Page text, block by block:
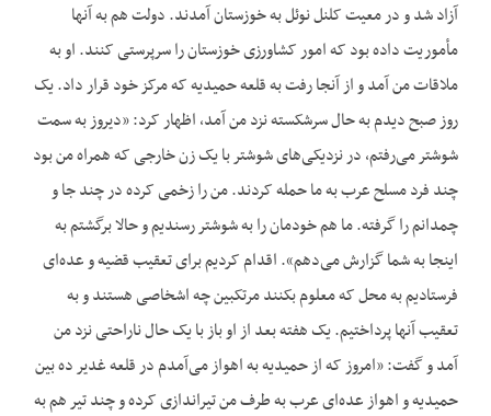
آزاد شد و در معیت کلنل نوئل به خوزستان آمدند. دولت هم به آنها
مأموریت داده بود که امور کشاورزی خوزستان را سرپرستی کنند. او به
ملاقات من آمد و از آنجا رفت به قلعه حمیدیه که مرکز خود قرار داد. یک
روز صبح دیدم به حال سرشکسته نزد من آمد، اظهار کرد: «دیروز به سمت
شوشتر می‌رفتم، در نزدیکی‌های شوشتر با یک زن خارجی که همراه من بود
چند فرد مسلح عرب به ما حمله کردند. من را زخمی کرده در چند جا و
چمدانم را گرفته. ما هم خودمان را به شوشتر رسندیم و حالا برگشتم به
اینجا به شما گزارش می‌دهم». اقدام کردیم برای تعقیب قضیه و عده‌ای
فرستادیم به محل که معلوم بکنند مرتکبین چه اشخاصی هستند و به
تعقیب آنها پرداختیم. یک هفته بعد از او باز با یک حال ناراحتی نزد من
آمد و گفت: «امروز که از حمیدیه به اهواز می‌آمدم در قلعه غدیر ده‌ بین
حمیدیه و اهواز عده‌ای عرب به طرف من تیراندازی کرده و چند تیر هم به